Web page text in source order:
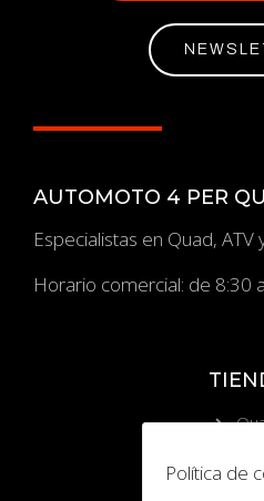
AUTOMOTO 4 PER
Especialistas en Quad, ATV
Horario comercial: de 8:30
Side by
Política de